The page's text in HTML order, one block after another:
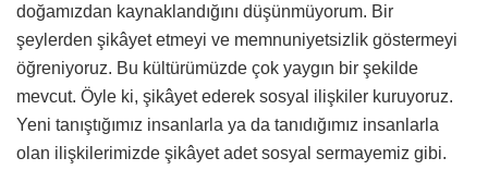
doğamızdan kaynaklandığını düşünmüyorum. Bir
şeylerden şikâyet etmeyi ve memnuniyetsizlik göstermeyi
öğreniyoruz. Bu kültürümüzde çok yaygın bir şekilde
mevcut. Öyle ki, şikâyet ederek sosyal ilişkiler kuruyoruz.
Yeni tanıştığımız insanlarla ya da tanıdığımız insanlarla
olan ilişkilerimizde şikâyet adet sosyal sermayemiz gibi.